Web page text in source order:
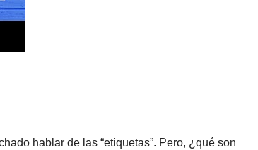
hablar de las “etiquetas”. Pero, ¿qué son